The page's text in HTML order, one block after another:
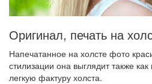
Оригинал, печать на
Напечатанное на холсте фото
стилизации она выглядит также
легкую фактуру холста.